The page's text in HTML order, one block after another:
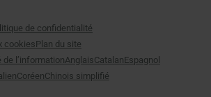
de confidentialité
cookiesPlan du site
l’informationAnglaisCatalanEspagnol
CoréenChinois simplifié